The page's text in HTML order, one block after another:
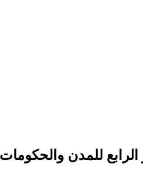
للمدن والحكومات